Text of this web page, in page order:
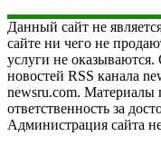
Данный сайт не
сайте ни чего не
услуги не оказываются.
новостей RSS канала
newsru.com. Материалы
ответственность за
Администрация сайта